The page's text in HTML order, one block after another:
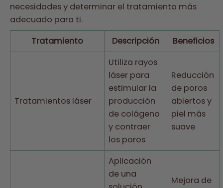
necesidades y determinar el tratamiento más
adecuado para ti.
Tratamiento
Descripción Beneficios
Tratamientos láser
Utiliza rayos
láser para
estimular la
producción
de colágeno
y contraer
los poros
Reducción
de poros
abiertos y
piel más
suave
Aplicación
de una
Mejora de